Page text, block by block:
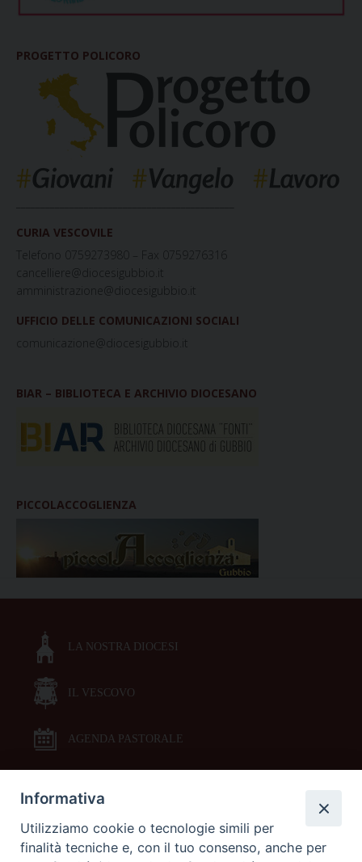
PROGETTO POLICORO
CURIA VESCOVILE
Telefono 0759273980 – Fax 0759276316
cancelliere@diocesigubbio.it
amministrazione@diocesigubbio.it
UFFICIO DELLE COMUNICAZIONI SOCIALI
comunicazione@diocesigubbio.it
BIAR – BIBLIOTECA E ARCHIVIO DIOCESANO
PICCOLACCOGLIENZA
LA NOSTRA DIOCESI
IL VESCOVO
AGENDA PASTORALE
DOCUMENTI PASTORALI
ORARI MESSE
Informativa
Utilizziamo cookie o tecnologie simili per
finalità tecniche e, con il tuo consenso, anche per